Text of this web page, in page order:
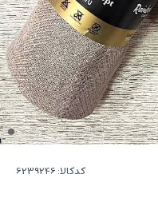
کدکالا: